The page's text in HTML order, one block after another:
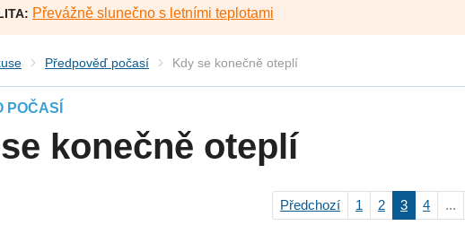
Převážně slunečno s letními teplotami
Předpověď počasí Kdy se konečně oteplí
POČASÍ
konečně oteplí
Předchozí 1 2 3 4 ...